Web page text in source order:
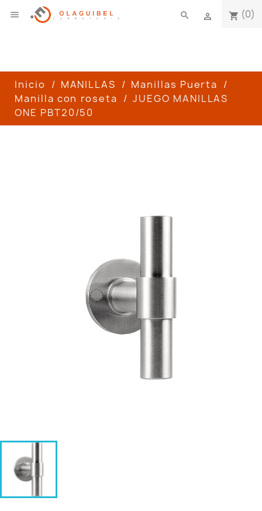
 shopping_cart (0)

search
Inicio MANILLAS
Manillas Puerta
Manilla con roseta
JUEGO MANILLAS
ONE PBT20/50